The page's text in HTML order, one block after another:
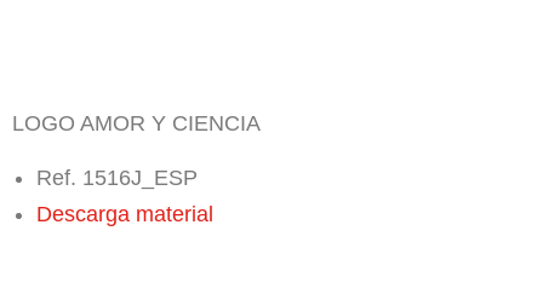
LOGO AMOR Y CIENCIA
Ref. 1516J_ESP
Descarga material